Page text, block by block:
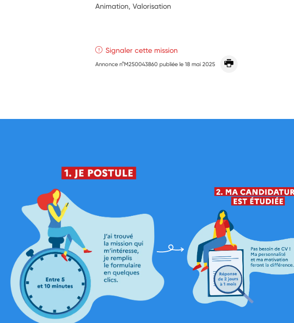
Animation, Valorisation
Signaler cette mission
Annonce n°M250043860 publiée le18 mai 2025